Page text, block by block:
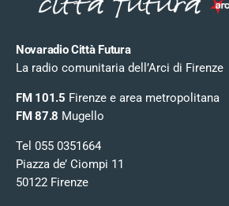
Novaradio Città Futura
La radio comunitaria dell’Arci di Firenze
FM 101.5 Firenze e area metropolitana
FM 87.8 Mugello
Tel 055 0351664
Piazza de’ Ciompi 11
50122 Firenze